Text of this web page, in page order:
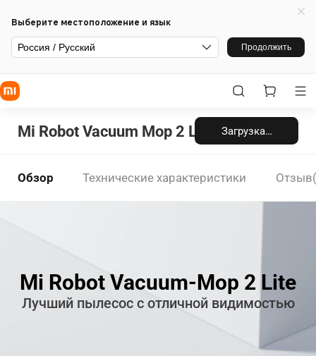
Выберите местоположение и язык
Россия / Русский Продолжить
Mi Robot Vacuum Mop 2 Lite Загрузка…
Обзор Технические характеристики
Mi Robot Vacuum-Mop 2 Lite
Лучший пылесос с отличной видимостью